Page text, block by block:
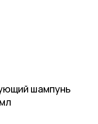
шампунь